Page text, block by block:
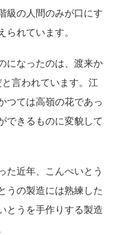
級の人間のみが口にす
られています。
になったのは、渡来か
言われています。江
つては高嶺の花であっ
できるものに変貌して
た近年、こんぺいとう
うの製造には熟練した
とうを手作りする製造